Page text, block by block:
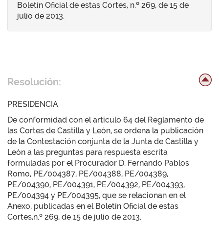
Boletín Oficial de estas Cortes, n.º 269, de 15 de
julio de 2013.
Resolución:
PRESIDENCIA
De conformidad con el artículo 64 del Reglamento de
las Cortes de Castilla y León, se ordena la publicación
de la Contestación conjunta de la Junta de Castilla y
León a las preguntas para respuesta escrita
formuladas por el Procurador D. Fernando Pablos
Romo, PE/004387, PE/004388, PE/004389,
PE/004390, PE/004391, PE/004392, PE/004393,
PE/004394 y PE/004395, que se relacionan en el
Anexo, publicadas en el Boletín Oficial de estas
Cortes,n.º 269, de 15 de julio de 2013.